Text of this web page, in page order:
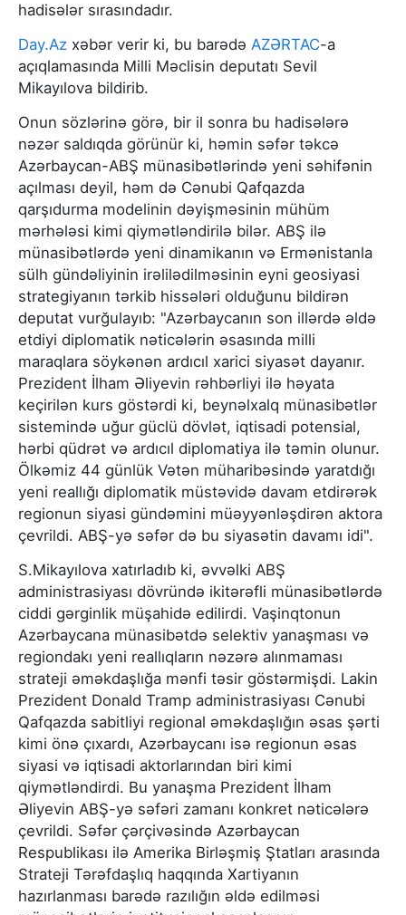
hadisələr sırasındadır.
Day.Az xəbər verir ki, bu barədə AZƏRTAC-a
açıqlamasında Milli Məclisin deputatı Sevil
Mikayılova bildirib.
Onun sözlərinə görə, bir il sonra bu hadisələrə
nəzər saldıqda görünür ki, həmin səfər təkcə
Azərbaycan-ABŞ münasibətlərində yeni səhifənin
açılması deyil, həm də Cənubi Qafqazda
qarşıdurma modelinin dəyişməsinin mühüm
mərhələsi kimi qiymətləndirilə bilər. ABŞ ilə
münasibətlərdə yeni dinamikanın və Ermənistanla
sülh gündəliyinin irəlilədilməsinin eyni geosiyasi
strategiyanın tərkib hissələri olduğunu bildirən
deputat vurğulayıb: "Azərbaycanın son illərdə əldə
etdiyi diplomatik nəticələrin əsasında milli
maraqlara söykənən ardıcıl xarici siyasət dayanır.
Prezident İlham Əliyevin rəhbərliyi ilə həyata
keçirilən kurs göstərdi ki, beynəlxalq münasibətlər
sistemində uğur güclü dövlət, iqtisadi potensial,
hərbi qüdrət və ardıcıl diplomatiya ilə təmin olunur.
Ölkəmiz 44 günlük Vətən müharibəsində yaratdığı
yeni reallığı diplomatik müstəvidə davam etdirərək
regionun siyasi gündəmini müəyyənləşdirən aktora
çevrildi. ABŞ-yə səfər də bu siyasətin davamı idi".
S.Mikayılova xatırladıb ki, əvvəlki ABŞ
administrasiyası dövründə ikitərəfli münasibətlərdə
ciddi gərginlik müşahidə edilirdi. Vaşinqtonun
Azərbaycana münasibətdə selektiv yanaşması və
regiondakı yeni reallıqların nəzərə alınmaması
strateji əməkdaşlığa mənfi təsir göstərmişdi. Lakin
Prezident Donald Tramp administrasiyası Cənubi
Qafqazda sabitliyi regional əməkdaşlığın əsas şərti
kimi önə çıxardı, Azərbaycanı isə regionun əsas
siyasi və iqtisadi aktorlarından biri kimi
qiymətləndirdi. Bu yanaşma Prezident İlham
Əliyevin ABŞ-yə səfəri zamanı konkret nəticələrə
çevrildi. Səfər çərçivəsində Azərbaycan
Respublikası ilə Amerika Birləşmiş Ştatları arasında
Strateji Tərəfdaşlıq haqqında Xartiyanın
hazırlanması barədə razılığın əldə edilməsi